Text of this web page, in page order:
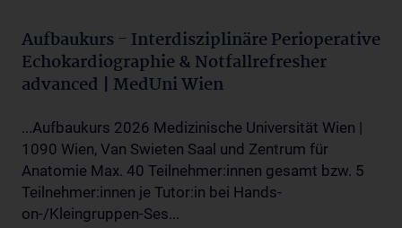
Aufbaukurs - Interdisziplinäre Perioperative
Echokardiographie & Notfallrefresher
advanced | MedUni Wien
...Aufbaukurs 2026 Medizinische Universität Wien |
1090 Wien, Van Swieten Saal und Zentrum für
Anatomie Max. 40 Teilnehmer:innen gesamt bzw. 5
Teilnehmer:innen je Tutor:in bei Hands-
on-/Kleingruppen-Ses...